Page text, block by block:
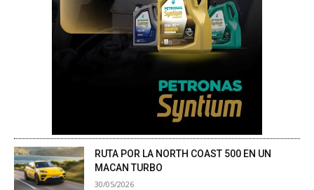
RUTA POR LA NORTH COAST 500 EN UN
MACAN TURBO
30/05/2026